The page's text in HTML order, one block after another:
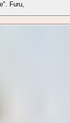
"Fatigue". Furu,